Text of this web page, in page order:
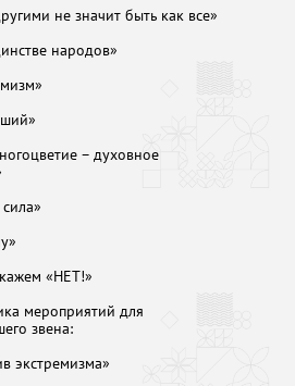
не значит быть как все»
народов»
– духовное
«НЕТ!»
мероприятий для
звена:
экстремизма»